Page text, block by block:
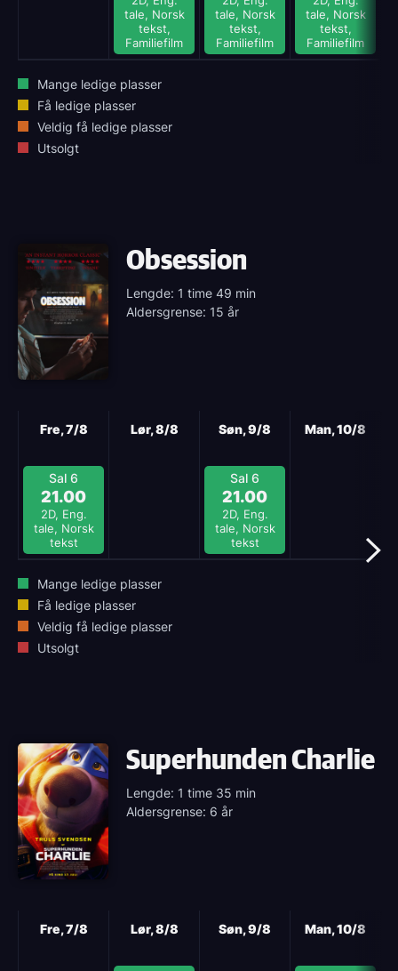
tale, Norsk
tekst,
Familiefilm
tale, Norsk
tekst,
Familiefilm
tale, Norsk
tekst,
Familiefilm
Mange ledige plasser
Få ledige plasser
Veldig få ledige plasser
Utsolgt
Obsession
Lengde: 1 time 49 min
Aldersgrense: 15 år
Fre, 7/8
Sal 6
21.00
2D, Eng.
tale, Norsk
tekst
Lør, 8/8 Søn, 9/8
Sal 6
21.00
2D, Eng.
tale, Norsk
tekst
Man, 10/8
Mange ledige plasser
Få ledige plasser
Veldig få ledige plasser
Utsolgt
Superhunden Charlie
Lengde: 1 time 35 min
Aldersgrense: 6 år
Fre, 7/8 Lør, 8/8 Søn, 9/8 Man, 10/8